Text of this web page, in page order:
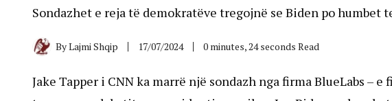
Sondazhet e reja të demokratëve tregojnë se Biden po
ByLajmi Shqip 17/07/2024 0 minutes, 24 seconds Read
Jake Tapper i CNN ka marrë një sondazh nga firma BlueLabs –